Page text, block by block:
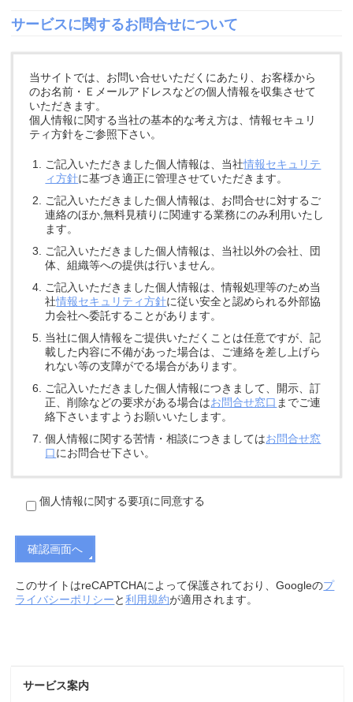
サービスに関するお問合せについて
当サイトでは、お問い合せいただくにあたり、お客様から
のお名前・Ｅメールアドレスなどの個人情報を収集させて
いただきます。
個人情報に関する当社の基本的な考え方は、情報セキュリ
ティ方針をご参照下さい。
ご記入いただきました個人情報は、当社情報セキュリテ
ィ方針に基づき適正に管理させていただきます。
ご記入いただきました個人情報は、お問合せに対するご
連絡のほか,無料見積りに関連する業務にのみ利用いたし
ます。
ご記入いただきました個人情報は、当社以外の会社、団
体、組織等への提供は行いません。
ご記入いただきました個人情報は、情報処理等のため当
社情報セキュリティ方針に従い安全と認められる外部協
力会社へ委託することがあります。
当社に個人情報をご提供いただくことは任意ですが、記
載した内容に不備があった場合は、ご連絡を差し上げら
れない等の支障がでる場合があります。
ご記入いただきました個人情報につきまして、開示、訂
正、削除などの要求がある場合はお問合せ窓口 までご連
絡下さいますようお願いいたします。
個人情報に関する苦情・相談につきましてはお問合せ窓
口にお問合せ下さい。
個人情報に関する要項に同意する
このサイトはreCAPTCHAによって保護されており、Googleのプ
ライバシーポリシーと利用規約が適用されます。
サービス案内